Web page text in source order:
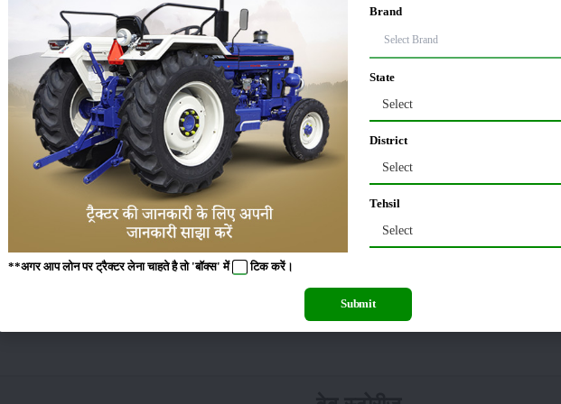
थी कि भारत इस साल 80 लाख से एक करोड़ टन या इससे भी अधिक के शिपमेंट को मंजूरी देगा। पिछले साल 72 लाख टन के निर्यात
तरीके
ज्यादा गेहूं
ने कहा कि कांडला औरमुंद्रा पोर्ट्समें सबसे ज्यादा गेहूं का भंडार फंसा है। इन दोनों बंदरगाहों पर करीब 13 लाख टन से अधिक
जारी करने की आवश्यकता थी। ऐसा इसलिए, क्योंकि बंदरगाहों पर गेहूं खुले में था। बारिश की चपेट में यह कभी भी आ सकता
आंतरिक शहरों में स्थानीय खपत के लिए ले जाना संभव नहीं था। इससे व्यापारियों को लोडिंग और यातायात लागत के कारण और
कर सकती है सीबीआई
की अनुमति देने से साफ इनकार कर दिया है। जिससे बंदरगाहों पड़े गेहूं को लेकर व्यापारियों के माथे पर चिंता की लकीरें साफ
Brand
State
Select
District
Select
Tehsil
Select
**अगर आप लोन पर ट्रैक्टर लेना चाहते है तो 'बॉक्स' में टिककरें।
Submit